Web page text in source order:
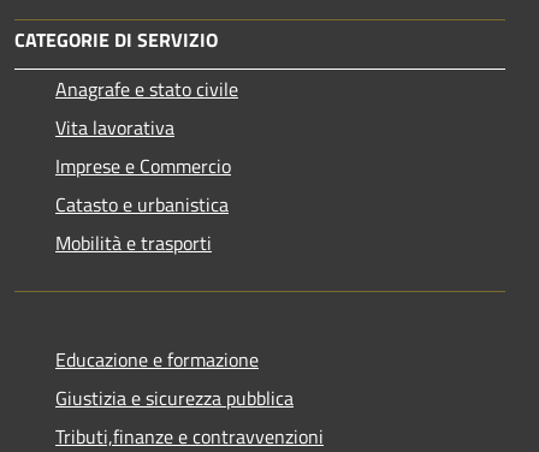
CATEGORIE DI SERVIZIO
Anagrafe e stato civile
Vita lavorativa
Imprese e Commercio
Catasto e urbanistica
Mobilità e trasporti
Educazione e formazione
Giustizia e sicurezza pubblica
Tributi,finanze e contravvenzioni